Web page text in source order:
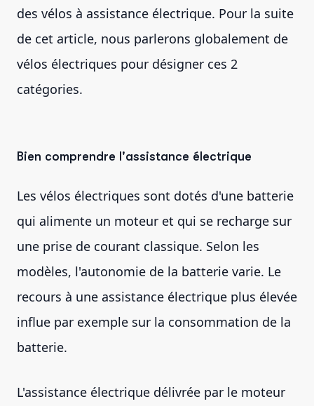
des vélos à assistance électrique. Pour la suite
de cet article, nous parlerons globalement de
vélos électriques pour désigner ces 2
catégories.
Bien comprendre l'assistance électrique
Les vélos électriques sont dotés d'une batterie
qui alimente un moteur et qui se recharge sur
une prise de courant classique. Selon les
modèles, l'autonomie de la batterie varie. Le
recours à une assistance électrique plus élevée
influe par exemple sur la consommation de la
batterie.
L'assistance électrique délivrée par le moteur